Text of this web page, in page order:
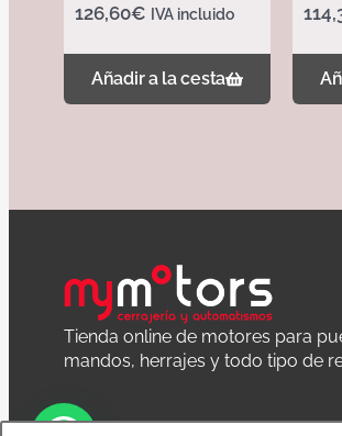
126,60€ IVA incluido
Añadir a la cesta
Tienda online de motores para
mandos, herrajes y todo tipo de